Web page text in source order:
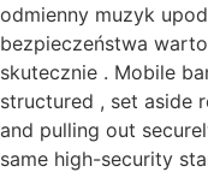
odmienny muzyk
bezpieczeństwa
skutecznie . Mobile
structured , set aside
and pulling out
same high-security